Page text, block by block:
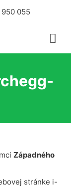
950 055
Západného
stránke i-